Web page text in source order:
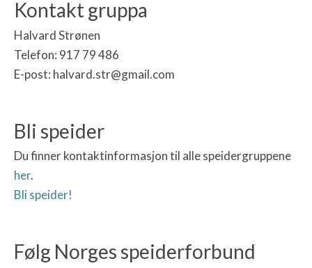
Kontakt gruppa
Halvard Strønen
Telefon: 917 79 486
E-post: halvard.str@gmail.com
Bli speider
Du finner kontaktinformasjon til alle speidergruppene
her.
Bli speider!
Følg Norges speiderforbund